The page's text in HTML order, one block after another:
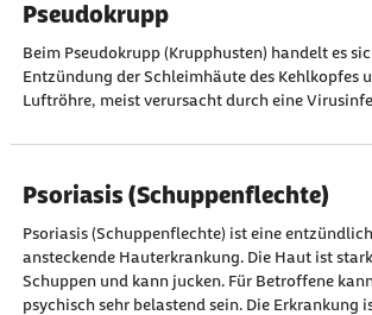
Pseudokrupp
Beim Pseudokrupp (Krupphusten) handelt es
Entzündung der Schleimhäute des Kehlkopfes
Luftröhre, meist verursacht durch eine
Psoriasis (Schuppenflechte)
Psoriasis (Schuppenflechte) ist eine
ansteckende Hauterkrankung. Die Haut ist
Schuppen und kann jucken. Für Betroffene
psychisch sehr belastend sein. Die Erkrankung